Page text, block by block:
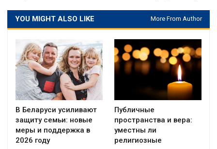
YOU MIGHT ALSO LIKE More From Author
В Беларуси усиливают
защиту семьи: новые
меры и поддержка в
2026 году
Публичные
пространства и вера:
уместны ли
религиозные